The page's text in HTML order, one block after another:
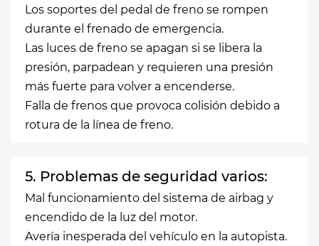
Los soportes del pedal de freno se rompen
durante el frenado de emergencia.
Las luces de freno se apagan si se libera la
presión, parpadean y requieren una presión
más fuerte para volver a encenderse.
Falla de frenos que provoca colisión debido a
rotura de la línea de freno.
5. Problemas de seguridad varios:
Mal funcionamiento del sistema de airbag y
encendido de la luz del motor.
Avería inesperada del vehículo en la autopista.